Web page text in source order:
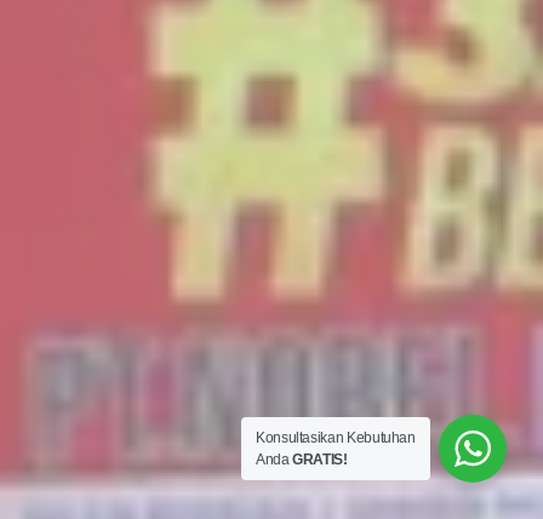
Konsultasikan Kebutuhan
AndaGRATIS!